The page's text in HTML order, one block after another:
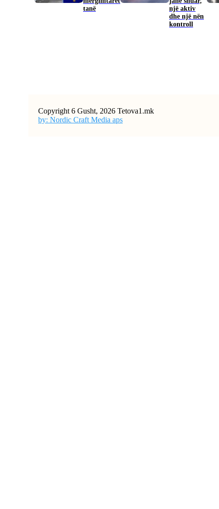
tanë
një aktiv
dhe një nën
kontroll
Copyright 6 Gusht, 2026 Tetova1.mk
by: Nordic Craft Media aps